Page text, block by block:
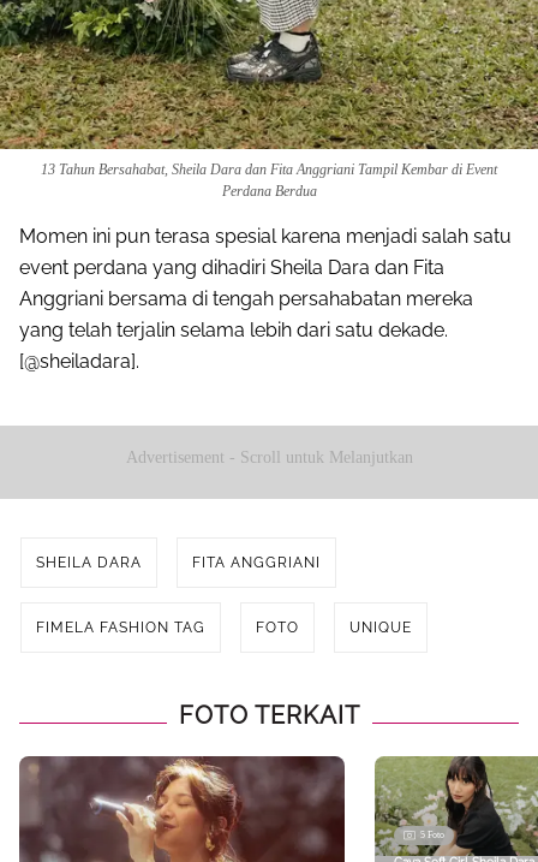
13 Tahun Bersahabat, Sheila Dara dan Fita Anggriani Tampil Kembar di Event
Perdana Berdua
Momen ini pun terasa spesial karena menjadi salah satu
event perdana yang dihadiri Sheila Dara dan Fita
Anggriani bersama di tengah persahabatan mereka
yang telah terjalin selama lebih dari satu dekade.
[@sheiladara].
Advertisement - Scroll untuk Melanjutkan
SHEILA DARA FITA ANGGRIANI
FIMELA FASHION TAG FOTO UNIQUE
FOTO TERKAIT
5 Foto